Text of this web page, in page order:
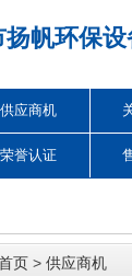
帆环保设
供应商机
荣誉认证
页 > 供应商机